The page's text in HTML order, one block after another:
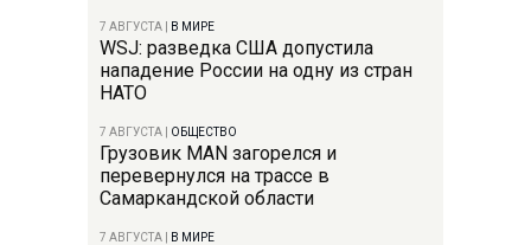
7 АВГУСТА В МИРЕ
WSJ: разведка США допустила
нападение России на одну из стран
НАТО
7 АВГУСТА ОБЩЕСТВО
Грузовик MAN загорелся и
перевернулся на трассе в
Самаркандской области
7 АВГУСТА В МИРЕ